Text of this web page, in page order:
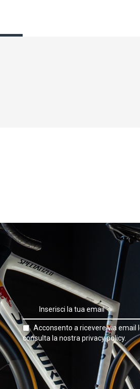
Acconsento a ricevere via email
consulta la nostra privacy policy.